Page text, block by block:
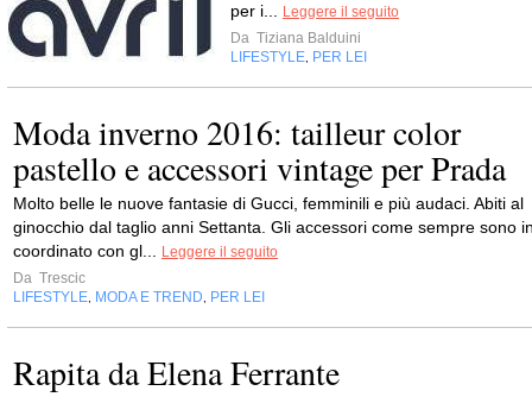
per i...
Leggere il seguito
Da Tiziana Balduini
LIFESTYLE PER LEI
Moda inverno 2016: tailleur color
pastello e accessori vintage per Prada
Molto belle le nuove fantasie di Gucci, femminili e più audaci. Abiti al
ginocchio dal taglio anni Settanta. Gli accessori come sempre sono
coordinato con gl...
Leggere il seguito
Da Trescic
LIFESTYLE MODA E TREND PER LEI
Rapita da Elena Ferrante